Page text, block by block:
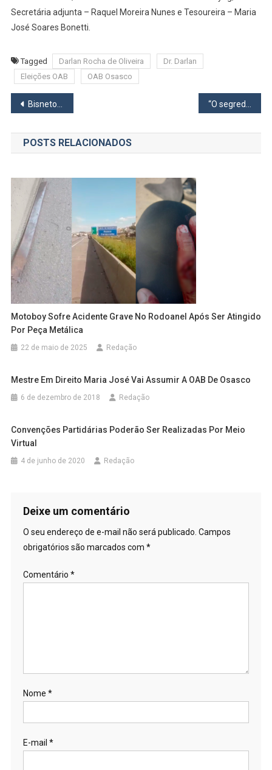
Secretária adjunta – Raquel Moreira Nunes e Tesoureira – Maria
José Soares Bonetti.
Tagged Darlan Rocha de Oliveira
Dr. Darlan
Eleições OAB
OAB Osasco
Navegação
de
Post
Bisnetos da última cozinheira do Imperador D. Pedro II moram em Osasco
POSTS RELACIONADOS
Motoboy Sofre Acidente Grave No Rodoanel Após Ser Atingido
Por Peça Metálica
22 de maio de 2025 Redação
Mestre Em Direito Maria José Vai Assumir A OAB De Osasco
6 de dezembro de 2018 Redação
Convenções Partidárias Poderão Ser Realizadas Por Meio
Virtual
4 de junho de 2020 Redação
Deixe um comentário
O seu endereço de e-mail não será publicado. Campos
obrigatórios são marcados com *
Comentário *
Nome *
E-mail *